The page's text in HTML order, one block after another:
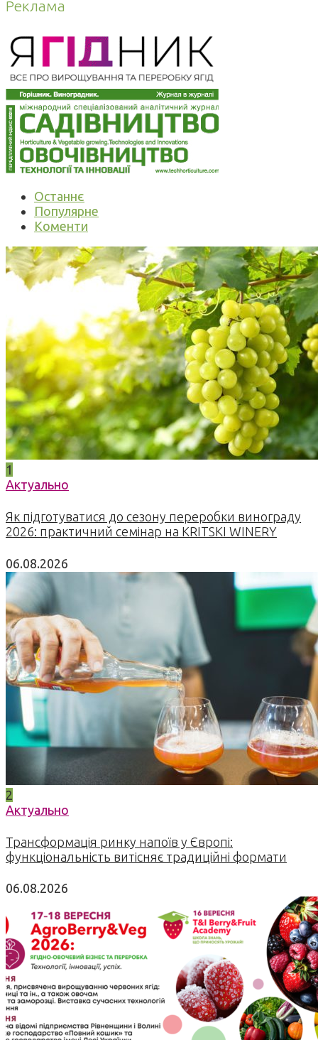
Реклама
Останнє
Популярне
Коменти
1
Актуально
Як підготуватися до сезону переробки винограду
2026: практичний семінар на KRITSKI WINERY
06.08.2026
2
Актуально
Трансформація ринку напоїв у Європі:
функціональність витісняє традиційні формати
06.08.2026